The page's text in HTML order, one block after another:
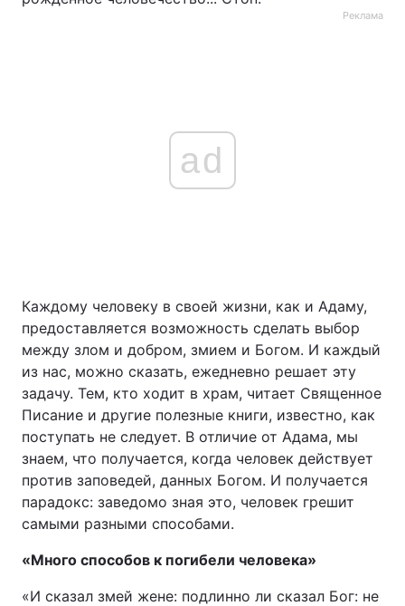
Реклама
ad
Каждому человеку в своей жизни, как и Адаму,
предоставляется возможность сделать выбор
между злом и добром, змием и Богом. И каждый
из нас, можно сказать, ежедневно решает эту
задачу. Тем, кто ходит в храм, читает Священное
Писание и другие полезные книги, известно, как
поступать не следует. В отличие от Адама, мы
знаем, что получается, когда человек действует
против заповедей, данных Богом. И получается
парадокс: заведомо зная это, человек грешит
самыми разными способами.
«Много способов к погибели человека»
«И сказал змей жене: подлинно ли сказал Бог: не